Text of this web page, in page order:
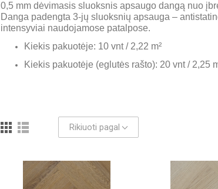
0,5 mm dėvimasis sluoksnis apsaugo dangą nuo
Danga padengta 3-jų sluoksnių apsauga –
intensyviai naudojamose patalpose.
Kiekis pakuotėje: 10 vnt / 2,22 m²
Kiekis pakuotėje (eglutės rašto): 20 vnt / 2,25
Rikiuoti pagal